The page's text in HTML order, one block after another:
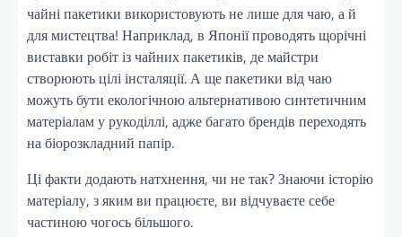
чайні пакетики використовують не лише для чаю, а й
для мистецтва! Наприклад, в Японії проводять щорічні
виставки робіт із чайних пакетиків, де майстри
створюють цілі інсталяції. А ще пакетики від чаю
можуть бути екологічною альтернативою синтетичним
матеріалам у рукоділлі, адже багато брендів переходять
на біорозкладний папір.
Ці факти додають натхнення, чи не так? Знаючи історію
матеріалу, з яким ви працюєте, ви відчуваєте себе
частиною чогось більшого.